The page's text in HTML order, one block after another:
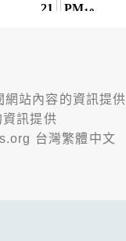
網站內容的資訊提供
訊提供
台灣繁體中文